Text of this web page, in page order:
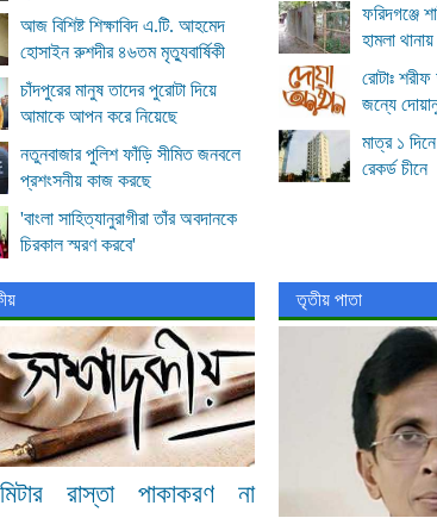
আজ বিশিষ্ট শিক্ষাবিদ এ.টি. আহমেদ
হোসাইন রুশদীর ৪৬তম মৃত্যুবার্ষিকী
চাঁদপুরের মানুষ তাদের পুরোটা দিয়ে
আমাকে আপন করে নিয়েছে
নতুনবাজার পুলিশ ফাঁড়ি সীমিত জনবলে
প্রশংসনীয় কাজ করছে
'বাংলা সাহিত্যানুরাগীরা তাঁর অবদানকে
চিরকাল স্মরণ করবে'
ফরিদগঞ্জে
হামলা থানায়
রোটাঃ
জন্যে
মাত্র ১
রেকর্ড চীনে
রাস্তা পাকাকরণ না
তৃতীয় পাতা